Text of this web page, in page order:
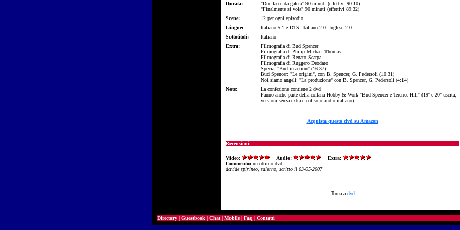
Durata:
"Due facce da galera" 90 minuti (effettivi 90:10)
"Finalmente si vola" 90 minuti (effettivi 89:32)
Scene:
12 per ogni episodio
Lingue:
Italiano 5.1 e DTS, Italiano 2.0, Inglese 2.0
Sottotitoli:
Italiano
Extra:
Filmografia di Bud Spencer
Filmografia di Philip Michael Thomas
Filmografia di Renato Scarpa
Filmografia di Ruggero Deodato
Special "Bud in action" (16:37)
Bud Spencer: "Le origini", con B. Spencer, G. Pedersoli (10:31)
Noi siamo angeli: "La produzione" con B. Spencer, G. Pedersoli (4:14)
Note:
La confezione contiene 2 dvd
Fanno anche parte della collana Hobby & Work "Bud Spencer e Terence Hill" (19ª e 20ª uscita,
versioni senza extra e col solo audio italiano)
Acquista questo dvd su Amazon
Recensioni
Video: Audio:
Extra:
Commento: un ottimo dvd
davide spirineo, salerno, scritto il 03-05-2007
Torna a dvd
Directory | Guestbook | Chat | Mobile| Faq | Contatti